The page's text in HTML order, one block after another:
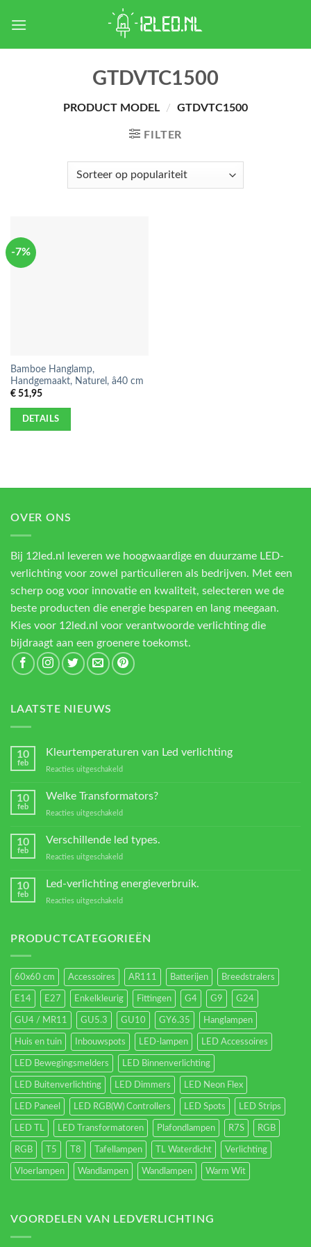
GTDVTC1500
PRODUCT MODEL / GTDVTC1500
FILTER
-7%
Bamboe Hanglamp,
Handgemaakt, Naturel, â40 cm
€51,95
DETAILS
OVER ONS
Bij 12led.nl leveren we hoogwaardige en duurzame LED-
verlichting voor zowel particulieren als bedrijven. Met een
scherp oog voor innovatie en kwaliteit, selecteren we de
beste producten die energie besparen en lang meegaan.
Kies voor 12led.nl voor verantwoorde verlichting die
bijdraagt aan een groenere toekomst.
LAATSTE NIEUWS
10
feb
Kleurtemperaturen van Led verlichting
Reacties uitgeschakeld
verlichting
10
feb
Welke Transformators?
Reacties uitgeschakeld
Transformators?
10
feb
Verschillende led types.
Reacties uitgeschakeld
10
feb
Led-verlichting energieverbruik.
Reacties uitgeschakeld
energieverbruik.
PRODUCTCATEGORIEËN
60x60 cm Accessoires AR111 Batterijen Breedstralers
E14 E27 Enkelkleurig Fittingen G4 G9 G24
GU4 / MR11 GU5.3 GU10 GY6.35 Hanglampen
Huis en tuin Inbouwspots LED-lampen LED Accessoires
LED Bewegingsmelders LED Binnenverlichting
LED Buitenverlichting LED Dimmers LED Neon Flex
LED Paneel LED RGB(W) Controllers LED Spots LED Strips
LED TL LED Transformatoren Plafondlampen R7S RGB
RGB T5 T8 Tafellampen TL Waterdicht Verlichting
Vloerlampen Wandlampen Wandlampen Warm Wit
VOORDELEN VAN LEDVERLICHTING